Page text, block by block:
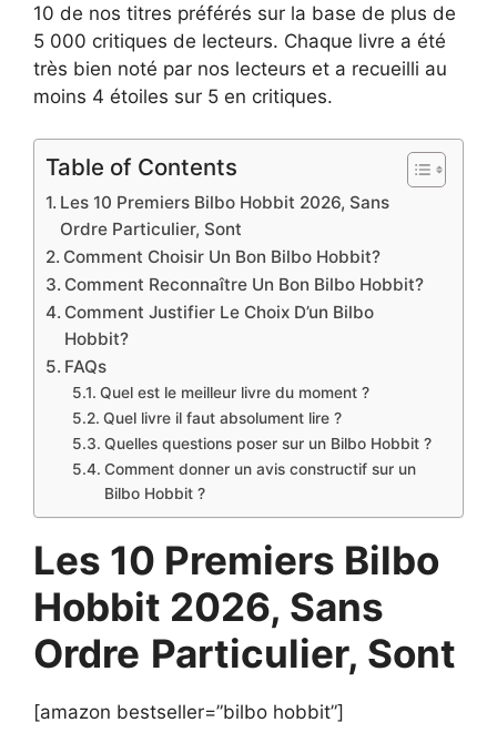
10 de nos titres préférés sur la base de plus de
5 000 critiques de lecteurs. Chaque livre a été
très bien noté par nos lecteurs et a recueilli au
moins 4 étoiles sur 5 en critiques.
Table of Contents
Les 10 Premiers Bilbo Hobbit 2026, Sans
Ordre Particulier, Sont
Comment Choisir Un Bon Bilbo Hobbit?
Comment Reconnaître Un Bon Bilbo Hobbit?
Comment Justifier Le Choix D’un Bilbo
Hobbit?
FAQs
Quel est le meilleur livre du moment ?
Quel livre il faut absolument lire ?
Quelles questions poser sur un Bilbo Hobbit ?
Comment donner un avis constructif sur un
Bilbo Hobbit ?
Les 10 Premiers Bilbo
Hobbit 2026, Sans
Ordre Particulier, Sont
[amazon bestseller=”bilbo hobbit”]